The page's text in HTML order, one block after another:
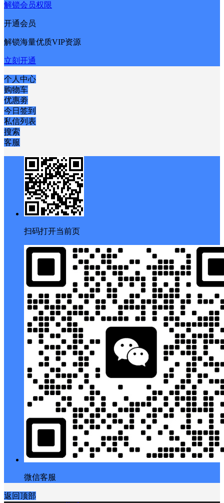
解锁会员权限
开通会员
解锁海量优质VIP资源
立刻开通
个人中心
购物车
优惠劵
今日签到
私信列表
搜索
客服
扫码打开当前页
微信客服
返回顶部